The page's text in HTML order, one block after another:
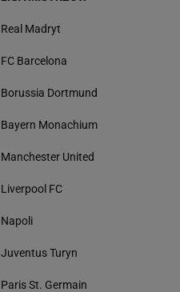
Real Madryt
FC Barcelona
Borussia Dortmund
Bayern Monachium
Manchester United
Liverpool FC
Napoli
Juventus Turyn
Paris St. Germain